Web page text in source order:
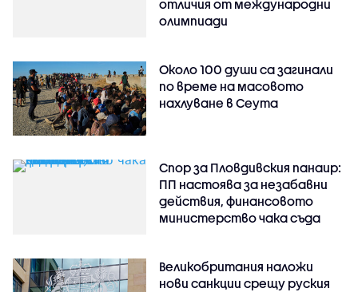
отличия от международни
олимпиади
Около 100 души са загинали
по време на масовото
нахлуване в Сеута
Спор за Пловдивския панаир:
ПП настоява за незабавни
действия, финансовото
министерство чака съда
Великобритания наложи
нови санкции срещу руския